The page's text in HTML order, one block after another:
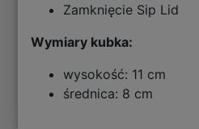
Zamknięcie Sip Lid
Wymiary kubka:
wysokość: 11 cm
średnica: 8 cm